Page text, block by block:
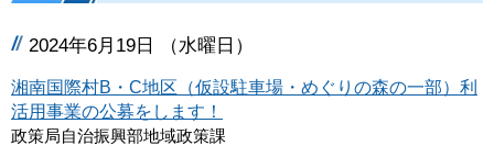
2024年6月19日 （水曜日）
湘南国際村B・C地区（仮設駐車場・めぐりの森の一部）利
活用事業の公募をします！
政策局自治振興部地域政策課